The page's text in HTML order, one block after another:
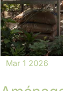
Mar 1 2026